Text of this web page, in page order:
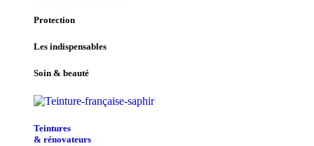
Protection
Les indispensables
Soin & beauté
Teintu​res
& r​é​novateurs